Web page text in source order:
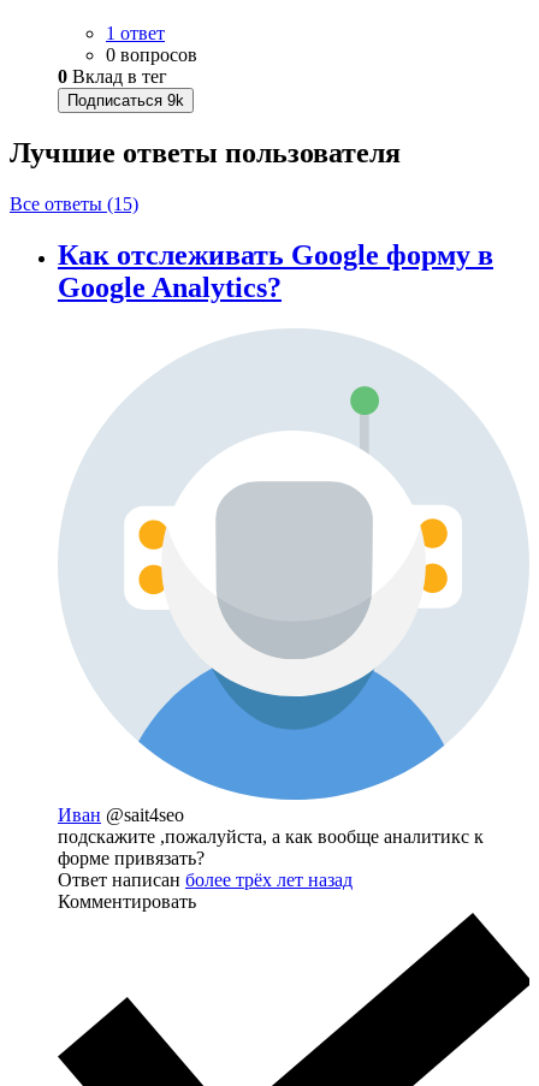
1 ответ
0 вопросов
0 Вклад в тег
Подписаться 9k
Лучшие ответы пользователя
Все ответы (15)
Как отслеживать Google форму в
Google Analytics?
Иван @sait4seo
подскажите ,пожалуйста, а как вообще аналитикс к
форме привязать?
Ответ написан более трёх лет назад
Комментировать